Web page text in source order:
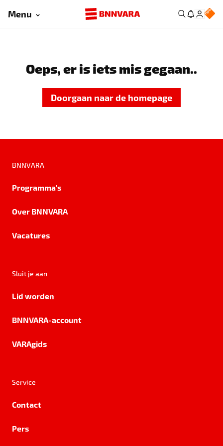
Menu
Oeps, er is iets mis gegaan..
Doorgaan naar de homepage
BNNVARA
Programma's
Over BNNVARA
Vacatures
Sluit je aan
Lid worden
BNNVARA-account
VARAgids
Service
Contact
Pers